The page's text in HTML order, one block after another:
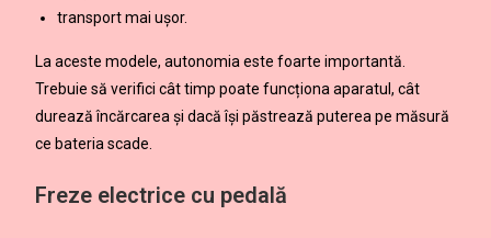
transport mai ușor.
La aceste modele, autonomia este foarte importantă.
Trebuie să verifici cât timp poate funcționa aparatul, cât
durează încărcarea și dacă își păstrează puterea pe măsură
ce bateria scade.
Freze electrice cu pedală